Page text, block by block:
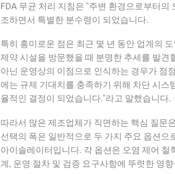
FDA 무균 처리 지침은 "주변 환경으로부터
조하면서 특별한 분수령이 되었습니다.
특히 흥미로운 점은 최근 몇 년 동안 업계의
제약 시설을 방문했을 때 분명한 추세를 발견
아닌 운영상의 이점으로 인식하는 경우가 점
에는 규제 기대치를 충족하기 위해 차단 시
율적인 결정이 되었습니다."라고 말했습니다.
따라서 많은 제조업체가 직면하는 핵심 질문
선택의 폭은 일반적으로 두 가지 주요 옵션으
아이솔레이터입니다. 각 옵션은 오염 제어
계, 운영 절차 및 검증 요구사항에 뚜렷한 영